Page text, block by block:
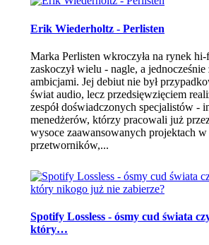
Erik Wiederholtz - Perlisten
Marka Perlisten wkroczyła na rynek
zaskoczył wielu - nagle, a
ambicjami. Jej debiut nie był
świat audio, lecz przedsięwzięciem
zespół doświadczonych specjalistów -
menedżerów, którzy pracowali już
wysoce zaawansowanych projektach w
przetworników,...
Spotify Lossless - ósmy cud świata
który…